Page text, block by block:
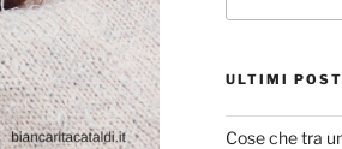
ULTIMI POST
Cose che tra